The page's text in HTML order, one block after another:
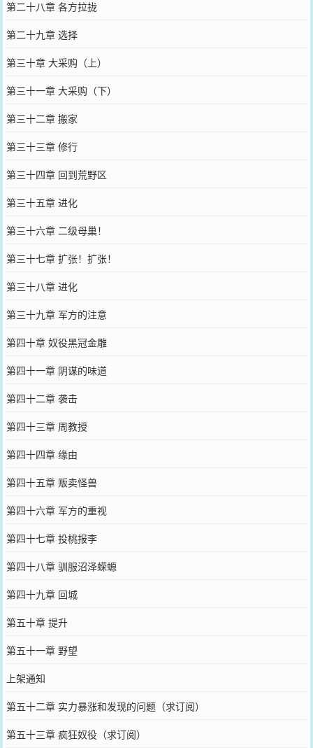
第二十八章 各方拉拢
第二十九章 选择
第三十章 大采购（上）
第三十一章 大采购（下）
第三十二章 搬家
第三十三章 修行
第三十四章 回到荒野区
第三十五章 进化
第三十六章 二级母巢！
第三十七章 扩张！扩张！
第三十八章 进化
第三十九章 军方的注意
第四十章 奴役黑冠金雕
第四十一章 阴谋的味道
第四十二章 袭击
第四十三章 周教授
第四十四章 缘由
第四十五章 贩卖怪兽
第四十六章 军方的重视
第四十七章 投桃报李
第四十八章 驯服沼泽蝾螈
第四十九章 回城
第五十章 提升
第五十一章 野望
上架通知
第五十二章 实力暴涨和发现的问题（求订阅）
第五十三章 疯狂奴役（求订阅）